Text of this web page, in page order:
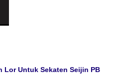
Lor Untuk Sekaten Seijin PB